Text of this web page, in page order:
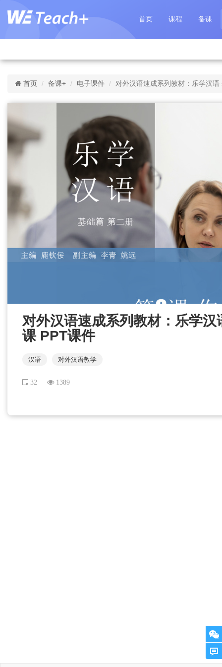
首页 课程 备课
首页 备课+ 电子课件 对外汉语速成系列教材：乐学汉
对外汉语速成系列教材：乐学
课 PPT课件
汉语 对外汉语教学
32 1389